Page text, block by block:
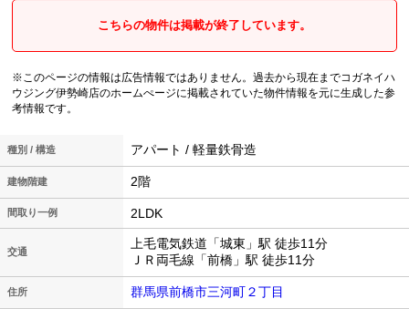
こちらの物件は掲載が終了しています。
※このページの情報は広告情報ではありません。過去から現在までコガネイハ
ウジング伊勢崎店のホームぺージに掲載されていた物件情報を元に生成した参
考情報です。
種別 / 構造 アパート / 軽量鉄骨造
建物階建 2階
間取り一例 2LDK
交通
上毛電気鉄道「城東」駅 徒歩11分
ＪＲ両毛線「前橋」駅 徒歩11分
住所 群馬県前橋市三河町２丁目